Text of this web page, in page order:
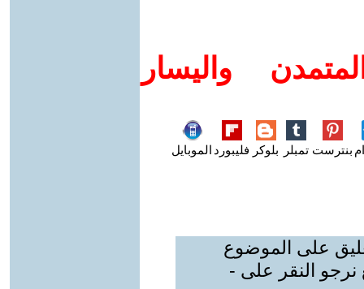
واليسار
بنترست تمبلر بلوكر فليبورد الموبايل
على الموضوع
نرجو النقر على -